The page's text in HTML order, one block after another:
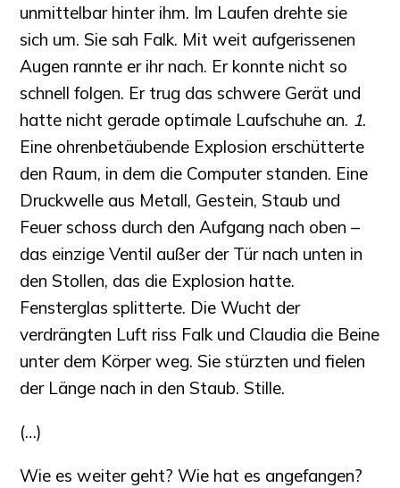
unmittelbar hinter ihm. Im Laufen drehte sie
sich um. Sie sah Falk. Mit weit aufgerissenen
Augen rannte er ihr nach. Er konnte nicht so
schnell folgen. Er trug das schwere Gerät und
hatte nicht gerade optimale Laufschuhe an. 1.
Eine ohrenbetäubende Explosion erschütterte
den Raum, in dem die Computer standen. Eine
Druckwelle aus Metall, Gestein, Staub und
Feuer schoss durch den Aufgang nach oben –
das einzige Ventil außer der Tür nach unten in
den Stollen, das die Explosion hatte.
Fensterglas splitterte. Die Wucht der
verdrängten Luft riss Falk und Claudia die Beine
unter dem Körper weg. Sie stürzten und fielen
der Länge nach in den Staub. Stille.
(…)
Wie es weiter geht? Wie hat es angefangen?